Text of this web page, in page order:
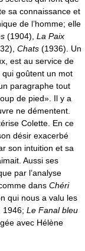
sa connaissance et
de l’homme; elle
(1904), La Paix
Chats (1936). Un
est au service de
goûtent un mot
paragraphe tout
de pied». Il y a
ne démentent.
Colette. En ce
désir exacerbé
son intuition et sa
Aussi ses
par l’analyse
dans Chéri
qui nous a valu les
, 1946; Le Fanal bleu
avec Hélène